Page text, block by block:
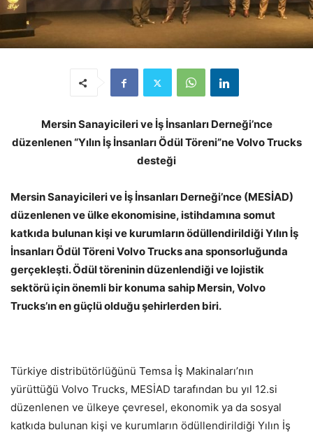
Mersin Sanayicileri ve İş İnsanları Derneği’nce
düzenlenen “Yılın İş İnsanları Ödül Töreni”ne Volvo Trucks
desteği
Mersin Sanayicileri ve İş İnsanları Derneği’nce (MESİAD)
düzenlenen ve ülke ekonomisine, istihdamına somut
katkıda bulunan kişi ve kurumların ödüllendirildiği Yılın İş
İnsanları Ödül Töreni Volvo Trucks ana sponsorluğunda
gerçekleşti. Ödül töreninin düzenlendiği ve lojistik
sektörü için önemli bir konuma sahip Mersin, Volvo
Trucks’ın en güçlü olduğu şehirlerden biri.
Türkiye distribütörlüğünü Temsa İş Makinaları’nın
yürüttüğü Volvo Trucks, MESİAD tarafından bu yıl 12.si
düzenlenen ve ülkeye çevresel, ekonomik ya da sosyal
katkıda bulunan kişi ve kurumların ödüllendirildiği Yılın İş